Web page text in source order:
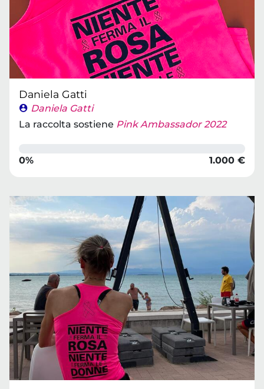
Daniela Gatti
Daniela Gatti
La raccolta sostiene Pink Ambassador 2022
0% 1.000 €